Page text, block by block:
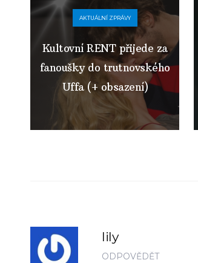
AKTUÁLNÍ ZPRÁVY
Kultovní RENT přijede za
fanoušky do trutnovského
Uffa (+ obsazení)
lily
ODPOVĚDĚT